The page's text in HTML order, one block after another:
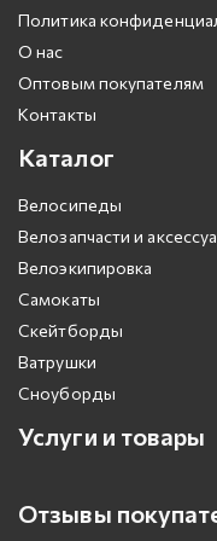
Политика
О нас
Оптовым покупателям
Контакты
Каталог
Велосипеды
Велозапчасти и
Велоэкипировка
Самокаты
Скейтборды
Ватрушки
Сноуборды
Услуги и товары
Отзывы